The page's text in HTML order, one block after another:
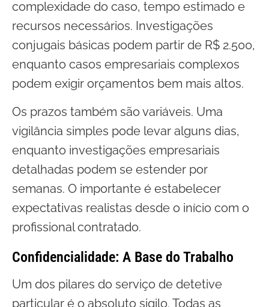
complexidade do caso, tempo estimado e
recursos necessários. Investigações
conjugais básicas podem partir de R$ 2.500,
enquanto casos empresariais complexos
podem exigir orçamentos bem mais altos.
Os prazos também são variáveis. Uma
vigilância simples pode levar alguns dias,
enquanto investigações empresariais
detalhadas podem se estender por
semanas. O importante é estabelecer
expectativas realistas desde o início com o
profissional contratado.
Confidencialidade: A Base do Trabalho
Um dos pilares do serviço de detetive
particular é o absoluto sigilo. Todas as